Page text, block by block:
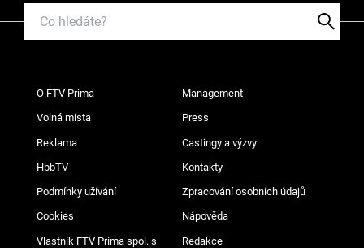
O FTV Prima Management
Volná místa Press
Reklama Castingy a výzvy
HbbTV Kontakty
Podmínky užívání Zpracování osobních údajů
Cookies Nápověda
Vlastník FTV Prima spol. s
Redakce